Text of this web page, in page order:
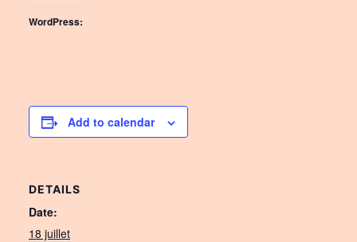
WordPress:
Add to calendar
DETAILS
Date:
18 juillet